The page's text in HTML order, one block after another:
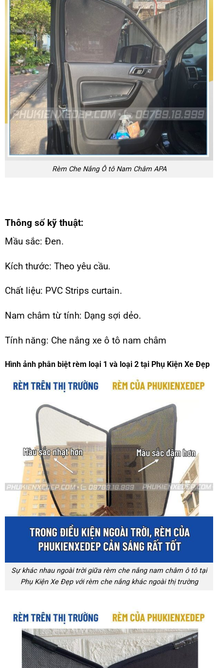
Rèm Che Nắng Ô tô Nam Châm APA
Thông số kỹ thuật:
Mầu sắc: Đen.
Kích thước: Theo yêu cầu.
Chất liệu: PVC Strips curtain.
Nam châm từ tính: Dạng sợi dẻo.
Tính năng: Che nắng xe ô tô nam châm
Hình ảnh phân biệt rèm loại 1 và loại 2 tại Phụ Kiện Xe Đẹp
Sự khác nhau ngoài trời giữa rèm che nắng nam châm ô tô tại
Phụ Kiện Xe Đẹp với rèm che nắng khác ngoài thị trường